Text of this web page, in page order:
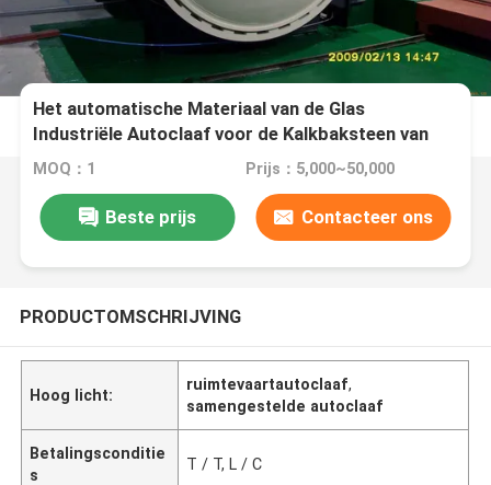
Het automatische Materiaal van de Glas
Industriële Autoclaaf voor de Kalkbaksteen van
het Stoomzand
MOQ：1 Prijs：5,000~50,000
Beste prijs Contacteer ons
PRODUCTOMSCHRIJVING
Hoog licht:
ruimtevaartautoclaaf,
samengestelde autoclaaf
Betalingsconditie
s
T / T, L / C